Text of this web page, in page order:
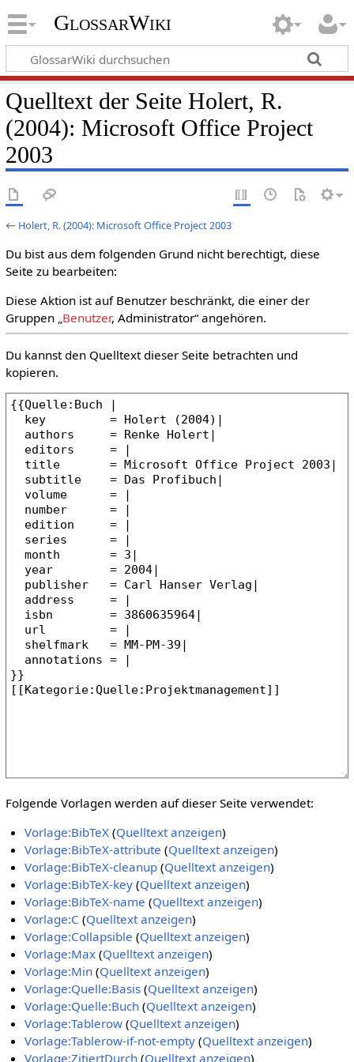
GlossarWiki
Quelltext der Seite Holert, R.
(2004): Microsoft Office Project
2003
← Holert, R. (2004): Microsoft Office Project 2003
Du bist aus dem folgenden Grund nicht berechtigt, diese
Seite zu bearbeiten:
Diese Aktion ist auf Benutzer beschränkt, die einer der
Gruppen „Benutzer, Administrator“ angehören.
Du kannst den Quelltext dieser Seite betrachten und
kopieren.
Folgende Vorlagen werden auf dieser Seite verwendet:
Vorlage:BibTeX (Quelltext anzeigen)
Vorlage:BibTeX-attribute (Quelltext anzeigen)
Vorlage:BibTeX-cleanup (Quelltext anzeigen)
Vorlage:BibTeX-key (Quelltext anzeigen)
Vorlage:BibTeX-name (Quelltext anzeigen)
Vorlage:C (Quelltext anzeigen)
Vorlage:Collapsible (Quelltext anzeigen)
Vorlage:Max (Quelltext anzeigen)
Vorlage:Min (Quelltext anzeigen)
Vorlage:Quelle:Basis (Quelltext anzeigen)
Vorlage:Quelle:Buch (Quelltext anzeigen)
Vorlage:Tablerow (Quelltext anzeigen)
Vorlage:Tablerow-if-not-empty (Quelltext anzeigen)
Vorlage:ZitiertDurch (Quelltext anzeigen)